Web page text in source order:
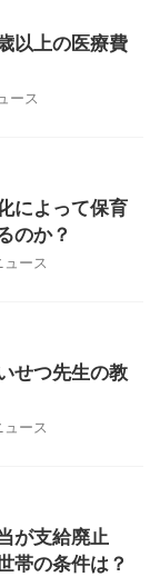
以上の医療費
ース
によって保育
のか？
ース
せつ先生の教
ース
が支給廃止
帯の条件は？